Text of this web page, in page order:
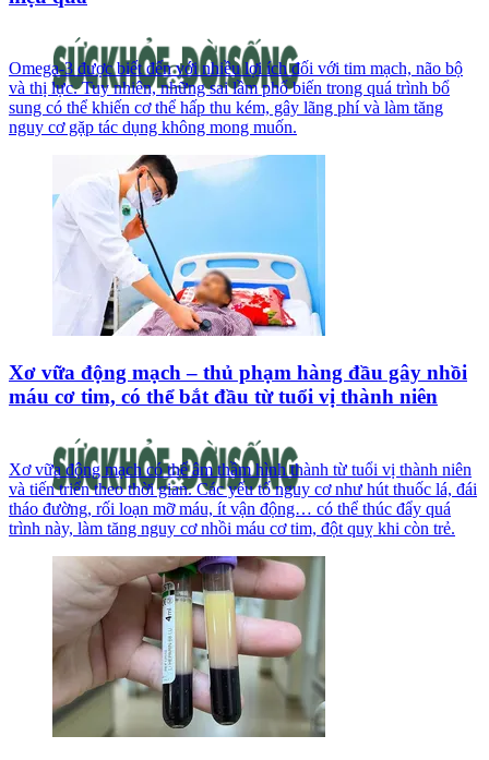
Omega-3 được biết đến với nhiều lợi ích đối với tim mạch, não bộ
và thị lực. Tuy nhiên, những sai lầm phổ biến trong quá trình bổ
sung có thể khiến cơ thể hấp thu kém, gây lãng phí và làm tăng
nguy cơ gặp tác dụng không mong muốn.
Xơ vữa động mạch – thủ phạm hàng đầu gây nhồi
máu cơ tim, có thể bắt đầu từ tuổi vị thành niên
Xơ vữa động mạch có thể âm thầm hình thành từ tuổi vị thành niên
và tiến triển theo thời gian. Các yếu tố nguy cơ như hút thuốc lá, đái
tháo đường, rối loạn mỡ máu, ít vận động… có thể thúc đẩy quá
trình này, làm tăng nguy cơ nhồi máu cơ tim, đột quỵ khi còn trẻ.